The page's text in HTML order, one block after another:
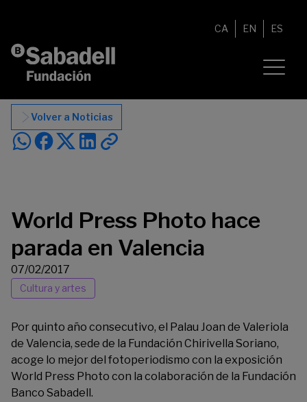
CA EN ES
Volver a Noticias
World Press Photo hace
parada en Valencia
07/02/2017
Cultura y artes
Por quinto año consecutivo, el Palau Joan de Valeriola
de Valencia, sede de la Fundación Chirivella Soriano,
acoge lo mejor del fotoperiodismo con la exposición
World Press Photo con la colaboración de la Fundación
Banco Sabadell.